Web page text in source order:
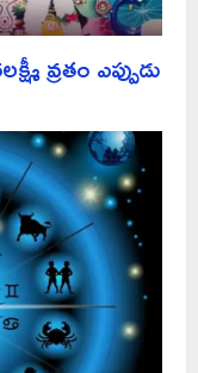
వ్రతం ఎప్పుడు